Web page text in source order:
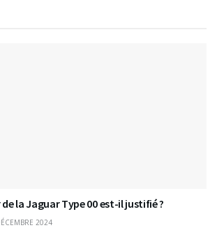
la Jaguar Type 00 est-il justifié ?
2024